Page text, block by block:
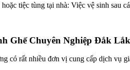
hoặc tiệc tùng tại nhà: Việc vệ sinh sau
Ghế Chuyên Nghiệp Đắk
có rất nhiều đơn vị cung cấp dịch vụ